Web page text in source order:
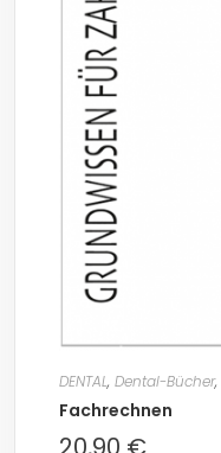
DENTAL, Dental-Bücher,
Fachrechnen